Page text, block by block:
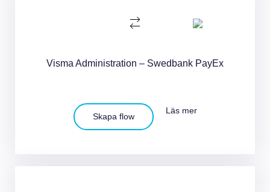
Visma Administration – Swedbank PayEx
Skapa flow
Läs mer